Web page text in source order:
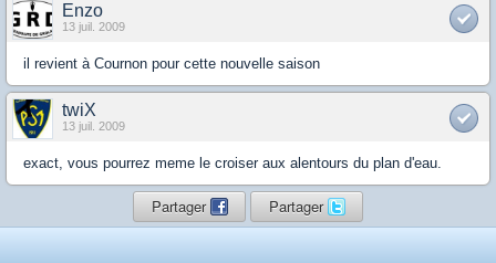
Enzo
13 juil. 2009
il revient à Cournon pour cette nouvelle saison
twiX
13 juil. 2009
exact, vous pourrez meme le croiser aux alentours du plan d'eau.
Partager Partager